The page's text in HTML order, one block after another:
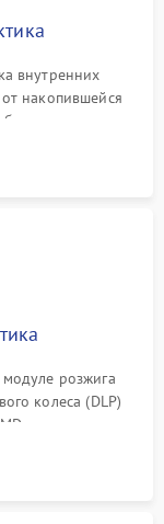
внутренних
накопившейся
лампы и
или вздутых
розжига
колеса (DLP)
чипа, датчиков
и